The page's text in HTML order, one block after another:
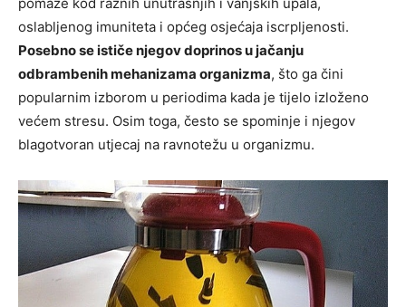
oslabljenog imuniteta i općeg osjećaja iscrpljenosti.
Posebno se ističe njegov doprinos u jačanju
odbrambenih mehanizama organizma, što ga čini
popularnim izborom u periodima kada je tijelo izloženo
većem stresu. Osim toga, često se spominje i njegov
blagotvoran utjecaj na ravnotežu u organizmu.